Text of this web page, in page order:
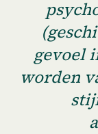
gevoel
worden